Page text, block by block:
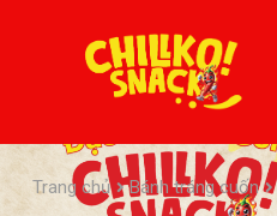
Trang chủ Bánh tráng cuốn